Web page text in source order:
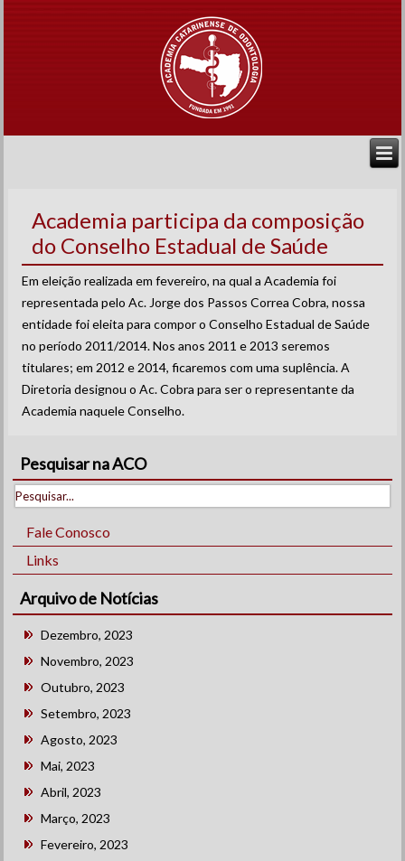
Academia participa da composição
do Conselho Estadual de Saúde
Em eleição realizada em fevereiro, na qual a Academia foi
representada pelo Ac. Jorge dos Passos Correa Cobra, nossa
entidade foi eleita para compor o Conselho Estadual de Saúde
no período 2011/2014. Nos anos 2011 e 2013 seremos
titulares; em 2012 e 2014, ficaremos com uma suplência. A
Diretoria designou o Ac. Cobra para ser o representante da
Academia naquele Conselho.
Pesquisar na ACO
Fale Conosco
Links
Arquivo de Notícias
Dezembro, 2023
Novembro, 2023
Outubro, 2023
Setembro, 2023
Agosto, 2023
Mai, 2023
Abril, 2023
Março, 2023
Fevereiro, 2023